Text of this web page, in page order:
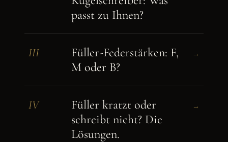
passt zu Ihnen?
III
Füller-Federstärken: F,
M oder B?
→
IV
Füller kratzt oder
schreibt nicht? Die
Lösungen.
→